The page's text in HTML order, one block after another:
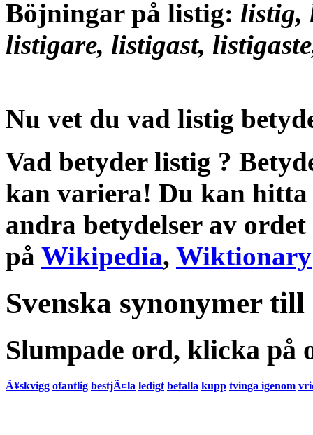
Böjningar på listig: listig,
listigare, listigast,
Nu vet du vad listig
Vad betyder listig ?
kan variera! Du kan
andra betydelserav ordet
på Wikipedia, Wiktionary
Svenska synonymer
Slumpade ord, klicka på
Ã¥skvigg ofantlig bestjÃ¤la ledigt befalla kupp tvinga igenom